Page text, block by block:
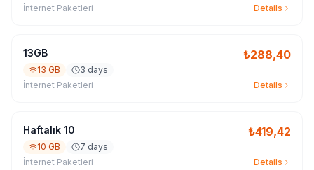
İnternet Paketleri
Details
13GB ₺288,40
13 GB
3 days
İnternet Paketleri
Details
Haftalık 10 ₺419,42
10 GB
7 days
İnternet Paketleri
Details